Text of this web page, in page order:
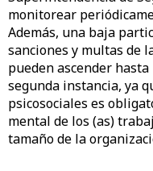
monitorear
Además, una baja
sanciones y multas de
pueden ascender
segunda instancia, ya
psicosociales es
mental de los (as)
tamaño de la